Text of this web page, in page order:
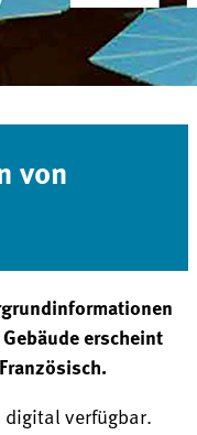
von
erscheint
digital verfügbar.